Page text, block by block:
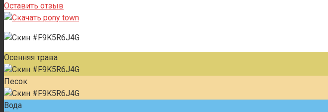
Оставить отзыв
Осенняя трава
Песок
Вода